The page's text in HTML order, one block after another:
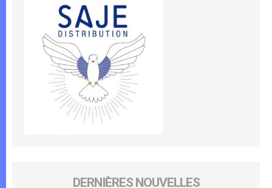
DERNIÈRES NOUVELLES